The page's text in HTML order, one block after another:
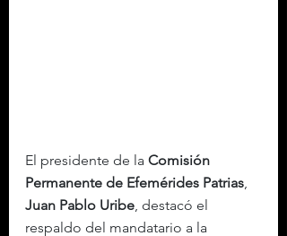
El presidente de la Comisión
Permanente de Efemérides Patrias,
Juan Pablo Uribe, destacó el
respaldo del mandatario a la